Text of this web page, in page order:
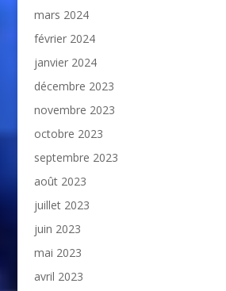
mars 2024
février 2024
janvier 2024
décembre 2023
novembre 2023
octobre 2023
septembre 2023
août 2023
juillet 2023
juin 2023
mai 2023
avril 2023